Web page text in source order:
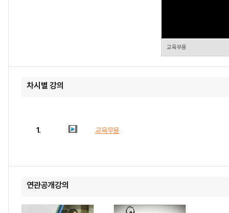
교육무용
차시별 강의
1. 교육무용
연관공개강의